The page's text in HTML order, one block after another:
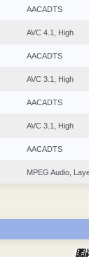
AACADTS
AVC 4.1, High
AACADTS
AVC 3.1, High
AACADTS
AVC 3.1, High
AACADTS
MPEG Audio,